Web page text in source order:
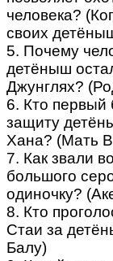
человека?
своих
5. Почему
детёныш
Джунглях?
6. Кто первый
защиту
Хана? (Мать
7. Как звали
большого
одиночку?
8. Кто
Стаи за
Балу)